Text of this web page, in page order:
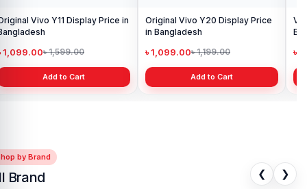
Vivo Y11 Display Price in
1,099.00৳ 1,599.00
Add to Cart
Original Vivo Y20 Display Price
in Bangladesh
৳ 1,099.00৳ 1,199.00
Add to Cart
৳
by Brand
Brand ❮ ❯